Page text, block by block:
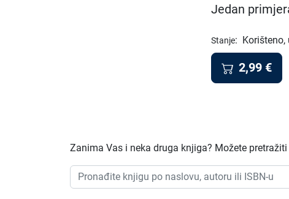
Jedan
Stanje:
2,99 €
Zanima Vas i neka druga knjiga? Možete